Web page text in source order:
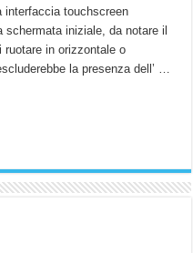
interfaccia
Symbian
s60!
interfaccia touchscreen
iniziale, da notare il
in orizzontale o
la presenza dell’ …